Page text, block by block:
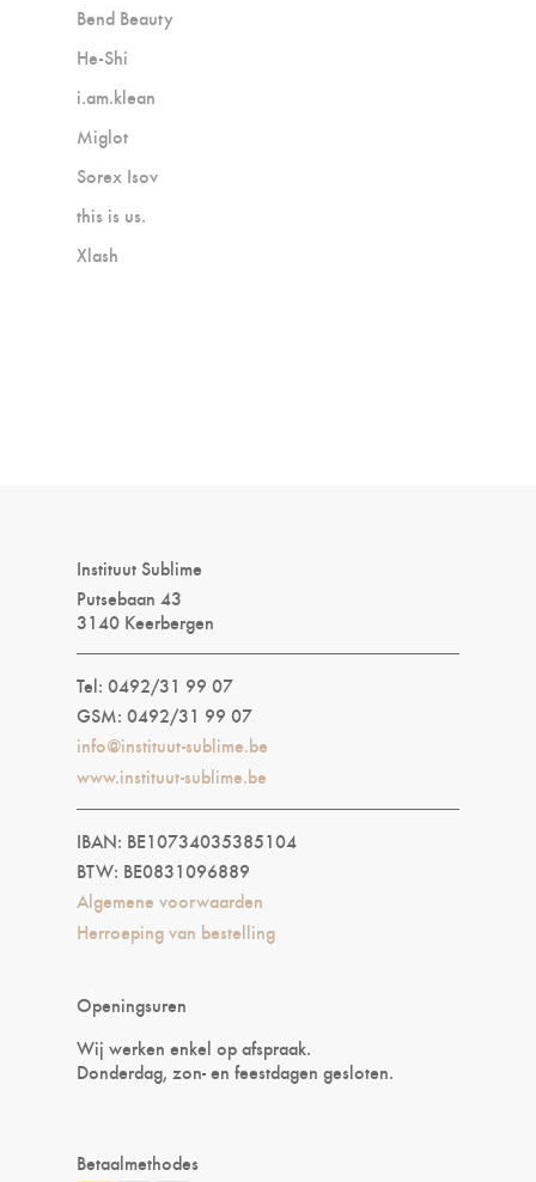
Bend Beauty
He-Shi
i.am.klean
Miglot
Sorex Isov
this is us.
Xlash
Instituut Sublime
Putsebaan 43
3140 Keerbergen
Tel: 0492/31 99 07
GSM: 0492/31 99 07
info@instituut-sublime.be
www.instituut-sublime.be
IBAN: BE10734035385104
BTW: BE0831096889
Algemene voorwaarden
Herroeping van bestelling
Openingsuren
Wij werken enkel op afspraak.
Donderdag, zon- en feestdagen gesloten.
Betaalmethodes